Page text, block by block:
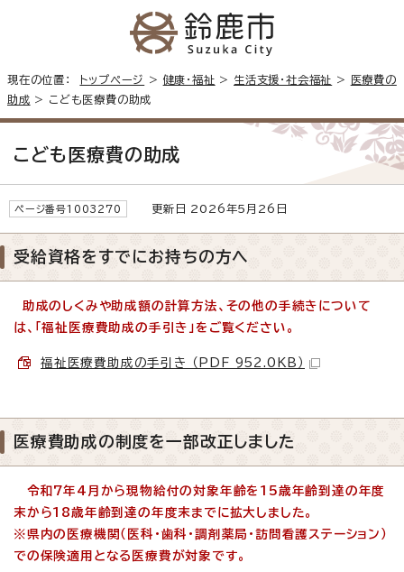
現在の位置： トップページ > 健康・福祉 > 生活支援・社会福祉 >
医療費の
助成 > こども医療費の助成
こども医療費の助成
ページ番号1003270 更新日 2026年5月26日
受給資格をすでにお持ちの方へ
助成のしくみや助成額の計算方法、その他の手続きについて
は、「福祉医療費助成の手引き」をご覧ください。
福祉医療費助成の手引き （PDF 952.0KB）
医療費助成の制度を一部改正しました
令和7年4月から現物給付の対象年齢を15歳年齢到達の年度
末から18歳年齢到達の年度末までに拡大しました。
※県内の医療機関（医科・歯科・調剤薬局・訪問看護ステーション）
での保険適用となる医療費が対象です。